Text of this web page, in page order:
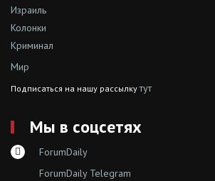
Израиль
Колонки
Криминал
Мир
Подписаться на нашу рассылкутут
Мы в соцсетях
ForumDaily
ForumDaily Telegram